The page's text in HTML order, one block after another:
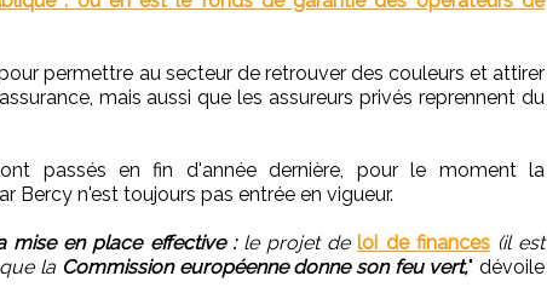
permettre au secteur de retrouver des couleurs et attirer
mais aussi que les assureurs privés reprennent du
passés en fin d'année dernière, pour le moment la
Bercy n'est toujours pas entrée en vigueur.
mise en place effective :le projet deloi de finances(il est
la Commission européenne donne son feu vert," dévoile